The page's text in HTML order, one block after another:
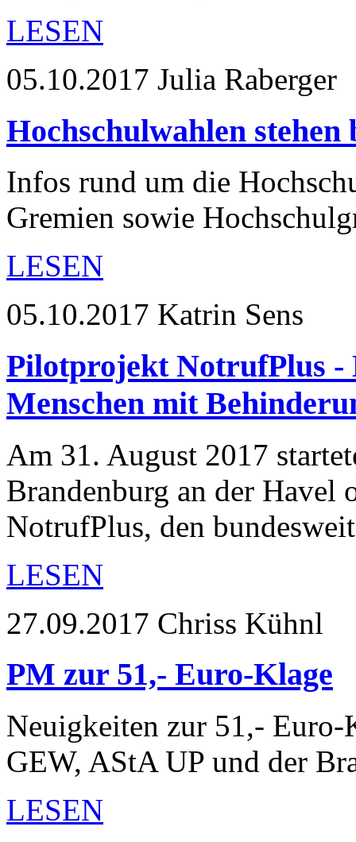
LESEN
05.10.2017 Julia Raberger
Hochschulwahlen stehen
Infos rund um die
Gremien sowie
LESEN
05.10.2017 Katrin Sens
Pilotprojekt NotrufPlus
Menschen mit
Am 31. August 2017
Brandenburg an der
NotrufPlus, den
LESEN
27.09.2017 Chriss Kühnl
PM zur 51,- Euro-Klage
Neuigkeiten zur 51,- Euro-
GEW, AStA UP und der
LESEN